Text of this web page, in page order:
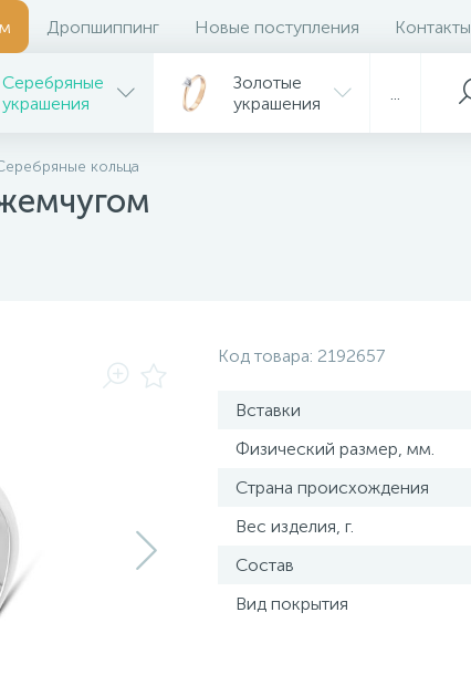
Дропшиппинг Новые поступления Контакты
Серебряные
украшения
Золотые
украшения
кольца
Код товара: 2192657
Вставки
Физический размер, мм.
Страна происхождения
Вес изделия, г.
Состав
Вид покрытия